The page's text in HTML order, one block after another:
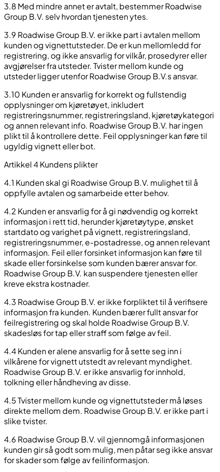
3.8 Med mindre annet er avtalt, bestemmer Roadwise
Group B.V. selv hvordan tjenesten ytes.
3.9 Roadwise Group B.V. er ikke part i avtalen mellom
kunden og vignettutsteder. De er kun mellomledd for
registrering, og ikke ansvarlig for vilkår, prosedyrer eller
avgjørelser fra utsteder. Tvister mellom kunde og
utsteder ligger utenfor Roadwise Group B.V.s ansvar.
3.10 Kunden er ansvarlig for korrekt og fullstendig
opplysninger om kjøretøyet, inkludert
registreringsnummer, registreringsland, kjøretøykategori
og annen relevant info. Roadwise Group B.V. har ingen
plikt til å kontrollere dette. Feil opplysninger kan føre til
ugyldig vignett eller bot.
Artikkel 4 Kundens plikter
4.1 Kunden skal gi Roadwise Group B.V. mulighet til å
oppfylle avtalen og samarbeide etter behov.
4.2 Kunden er ansvarlig for å gi nødvendig og korrekt
informasjon i rett tid, herunder kjøretøytype, ønsket
startdato og varighet på vignett, registreringsland,
registreringsnummer, e-postadresse, og annen relevant
informasjon. Feil eller forsinket informasjon kan føre til
skade eller forsinkelse som kunden bærer ansvar for.
Roadwise Group B.V. kan suspendere tjenesten eller
kreve ekstra kostnader.
4.3 Roadwise Group B.V. er ikke forpliktet til å verifisere
informasjon fra kunden. Kunden bærer fullt ansvar for
feilregistrering og skal holde Roadwise Group B.V.
skadesløs for tap eller straff som følge av feil.
4.4 Kunden er alene ansvarlig for å sette seg inn i
vilkårene for vignett utstedt av relevant myndighet.
Roadwise Group B.V. er ikke ansvarlig for innhold,
tolkning eller håndheving av disse.
4.5 Tvister mellom kunde og vignettutsteder må løses
direkte mellom dem. Roadwise Group B.V. er ikke part i
slike tvister.
4.6 Roadwise Group B.V. vil gjennomgå informasjonen
kunden gir så godt som mulig, men påtar seg ikke ansvar
for skader som følge av feilinformasjon.